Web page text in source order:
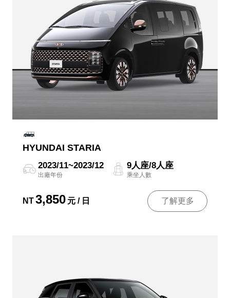
HYUNDAI STARIA
2023/11~2023/12
出廠年份
9人座/8人座
乘坐人數
NT3,850 元 / 日 了解更多